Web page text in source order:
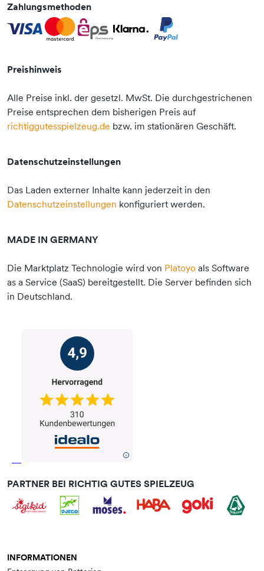
Zahlungsmethoden
Preishinweis
Alle Preise inkl. der gesetzl. MwSt. Die durchgestrichenen
Preise entsprechen dem bisherigen Preis auf
richtiggutesspielzeug.de bzw. im stationären Geschäft.
Datenschutzeinstellungen
Das Laden externer Inhalte kann jederzeit in den
Datenschutzeinstellungen konfiguriert werden.
MADE IN GERMANY
Die Marktplatz Technologie wird von Platoyo als Software
as a Service (SaaS) bereitgestellt. Die Server befinden sich
in Deutschland.
PARTNER BEI RICHTIG GUTES SPIELZEUG
INFORMATIONEN